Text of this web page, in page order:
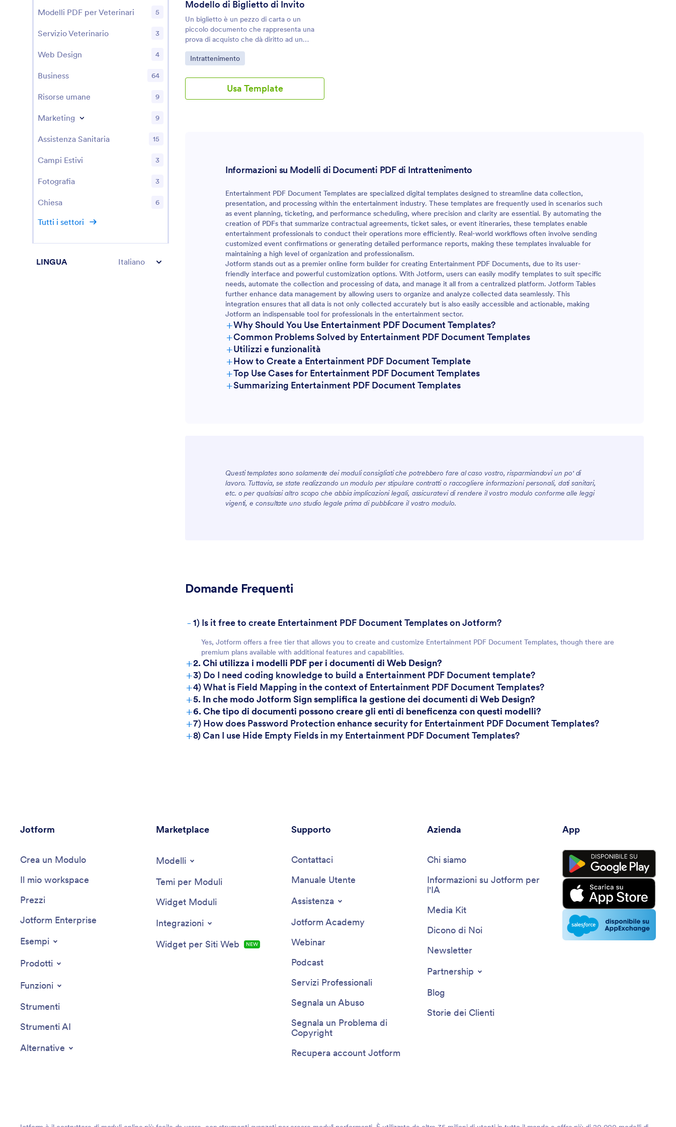
prossimi eventi.
Modello di Biglietto di Invito
Un biglietto è un pezzo di carta o un
piccolo documento che rappresenta una
prova di acquisto che dà diritto ad un
individuo di entrare ad un evento. Può
anche essere un buono che un
omaggi, un invito o un pass esclusivo per
partecipare ad una cerimonia.Questo
Modello di Biglietto di Invito PDF è un
Vai alla Categoria:
Intrattenimento
Usa Template
Informazioni su Modelli di Documenti PDF di Intrattenimento
Entertainment PDF Document Templates are specialized digital templates designed to streamline data collection,
presentation, and processing within the entertainment industry. These templates are frequently used in scenarios such
as event planning, ticketing, and performance scheduling, where precision and clarity are essential. By automating the
creation of PDFs that summarize contractual agreements, ticket sales, or event itineraries, these templates enable
entertainment professionals to conduct their operations more efficiently. Real-world workflows often involve sending
customized event confirmations or generating detailed performance reports, making these templates invaluable for
maintaining a high level of organization and professionalism.
Jotform stands out as a premier online form builder for creating Entertainment PDF Documents, due to its user-
friendly interface and powerful customization options. With Jotform, users can easily modify templates to suit specific
needs, automate the collection and processing of data, and manage it all from a centralized platform. Jotform Tables
further enhance data management by allowing users to organize and analyze collected data seamlessly. This
integration ensures that all data is not only collected accurately but is also easily accessible and actionable, making
Jotform an indispensable tool for professionals in the entertainment sector.
+Why Should You Use Entertainment PDF Document Templates?
+Common Problems Solved by Entertainment PDF Document Templates
+Utilizzi e funzionalità
+How to Create a Entertainment PDF Document Template
+Top Use Cases for Entertainment PDF Document Templates
For Managers
For Customers
+Summarizing Entertainment PDF Document Templates
Questi templates sono solamente dei moduli consigliati che potrebbero fare al caso vostro, risparmiandovi un po' di
lavoro. Tuttavia, se state realizzando un modulo per stipulare contratti o raccogliere informazioni personali, dati sanitari,
etc. o per qualsiasi altro scopo che abbia implicazioni legali, assicuratevi di rendere il vostro modulo conforme alle leggi
vigenti, e consultate uno studio legale prima di pubblicare il vostro modulo.
Domande Frequenti
- 1) Is it free to create Entertainment PDF Document Templates on Jotform?
Yes, Jotform offers a free tier that allows you to create and customize Entertainment PDF Document Templates, though there are
premium plans available with additional features and capabilities.
+2. Chi utilizza i modelli PDF per i documenti di Web Design?
+3) Do I need coding knowledge to build a Entertainment PDF Document template?
+4) What is Field Mapping in the context of Entertainment PDF Document Templates?
+5. In che modo Jotform Sign semplifica la gestione dei documenti di Web Design?
+6. Che tipo di documenti possono creare gli enti di beneficenza con questi modelli?
+7) How does Password Protection enhance security for Entertainment PDF Document Templates?
+8) Can I use Hide Empty Fields in my Entertainment PDF Document Templates?
Modelli PDF per Veterinari 5
Servizio Veterinario 3
Web Design 4
Business 64
Risorse umane 9
Marketing 9
Assistenza Sanitaria 15
Campi Estivi 3
Fotografia 3
Chiesa 6
Tutti i settori
LINGUA Italiano
Jotform
Crea un Modulo
Il mio workspace
Prezzi
Jotform Enterprise
Esempi
Prodotti
Funzioni
Strumenti
Strumenti AI
Alternative
Marketplace
Modelli
Temi per Moduli
Widget Moduli
Integrazioni
Widget per Siti Web
NEW
Supporto
Contattaci
Manuale Utente
Assistenza
Jotform Academy
Webinar
Podcast
Servizi Professionali
Segnala un Abuso
Segnala un Problema di
Copyright
Recupera account Jotform
Azienda
Chi siamo
Informazioni su Jotform per
l'IA
Media Kit
Dicono di Noi
Newsletter
Partnership
Blog
Storie dei Clienti
App